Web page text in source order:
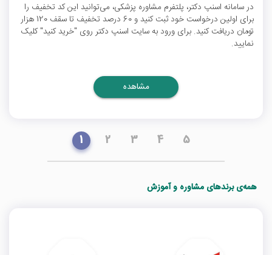
در سامانه اسنپ دکتر، پلتفرم مشاوره پزشکی، می‌توانید این کد تخفیف را
برای اولین درخواست خود ثبت کنید و 60 درصد تخفیف تا سقف 120 هزار
تومان دریافت کنید. برای ورود به سایت اسنپ دکتر روی "خرید کنید" کلیک
نمایید.
مشاهده
1 2 3 4 5
همه‌ی برندهای مشاوره و آموزش